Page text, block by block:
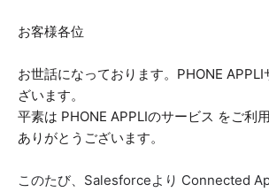
お客様各位
お世話になっております。PHONE
ざいます。
平素は PHONE APPLIのサービス をご利
ありがとうございます。
このたび、Salesforceより Connected